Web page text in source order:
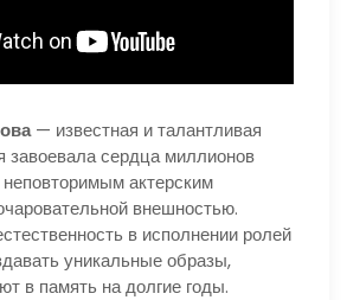
— известная и талантливая
завоевала сердца миллионов
актерским
внешностью.
в исполнении ролей
уникальные образы,
в память на долгие годы.